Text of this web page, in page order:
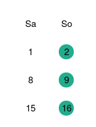
Sa So
1 2
8 9
15 16